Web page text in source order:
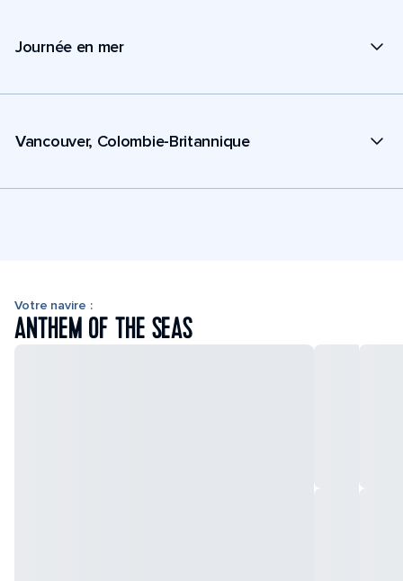
Journée en mer
Vancouver, Colombie-Britannique
Votre navire :
ANTHEM OF THE SEAS